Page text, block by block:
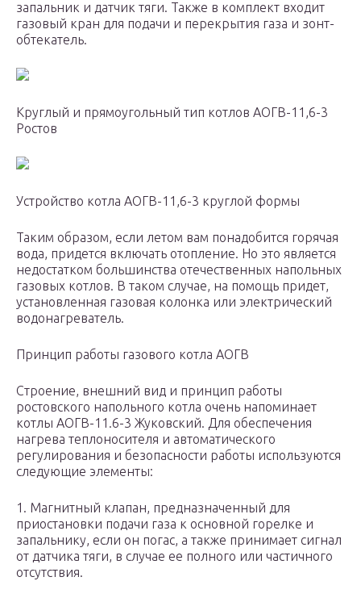
запальник и датчик тяги. Также в комплект входит
газовый кран для подачи и перекрытия газа и зонт-
обтекатель.
Круглый и прямоугольный тип котлов АОГВ-11,6-3
Ростов
Устройство котла АОГВ-11,6-3 круглой формы
Таким образом, если летом вам понадобится горячая
вода, придется включать отопление. Но это является
недостатком большинства отечественных напольных
газовых котлов. В таком случае, на помощь придет,
установленная газовая колонка или электрический
водонагреватель.
Принцип работы газового котла АОГВ
Строение, внешний вид и принцип работы
ростовского напольного котла очень напоминает
котлы АОГВ-11.6-3 Жуковский. Для обеспечения
нагрева теплоносителя и автоматического
регулирования и безопасности работы используются
следующие элементы:
1. Магнитный клапан, предназначенный для
приостановки подачи газа к основной горелке и
запальнику, если он погас, а также принимает сигнал
от датчика тяги, в случае ее полного или частичного
отсутствия.